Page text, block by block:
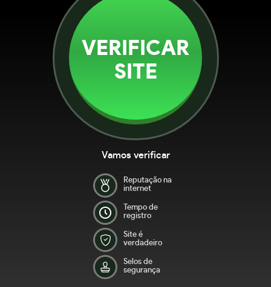
VERIFICAR
SITE
Vamos verificar
Reputação na
internet
Tempo de
registro
Site é
verdadeiro
Selos de
segurança